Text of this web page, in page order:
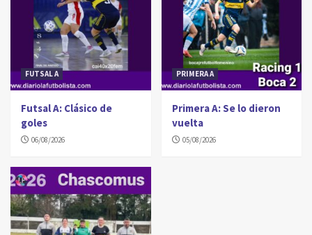
FUTSAL A
Futsal A: Clásico de
goles
06/08/2026
PRIMERA A
Primera A: Se lo dieron
vuelta
05/08/2026